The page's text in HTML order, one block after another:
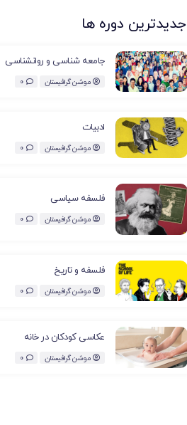
جدیدترین دوره ها
جامعه شناسی و روانشناسی
موشن گرافیستان 0
ادبیات
موشن گرافیستان 0
فلسفه سیاسی
موشن گرافیستان 0
فلسفه و تاریخ
موشن گرافیستان 0
عکاسی کودکان در خانه
موشن گرافیستان 0